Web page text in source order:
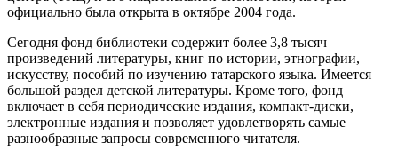
официально была открыта в октябре 2004 года.
Сегодня фонд библиотеки содержит более 3,8 тысяч
произведений литературы, книг по истории, этнографии,
искусству, пособий по изучению татарского языка. Имеется
большой раздел детской литературы. Кроме того, фонд
включает в себя периодические издания, компакт-диски,
электронные издания и позволяет удовлетворять самые
разнообразные запросы современного читателя.